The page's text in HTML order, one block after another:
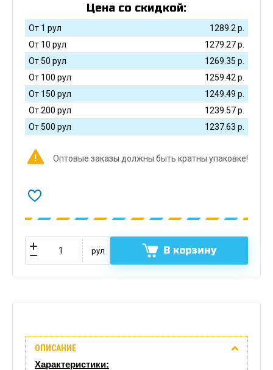
Цена со скидкой:
От 1 рул 1289.2 р.
От 10 рул
1279.27р.
От 50 рул
1269.35 р.
От 100 рул
1259.42 р.
От 150 рул
1249.49 р.
От 200 рул
1239.57р.
От 500 рул
1237.63 р.
Оптовые заказы должны быть кратны упаковке!
рул В корзину
Отзывы
ОПИСАНИЕ
Характеристики: